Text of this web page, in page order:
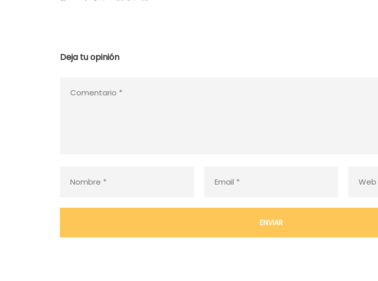
Deja tu opinión